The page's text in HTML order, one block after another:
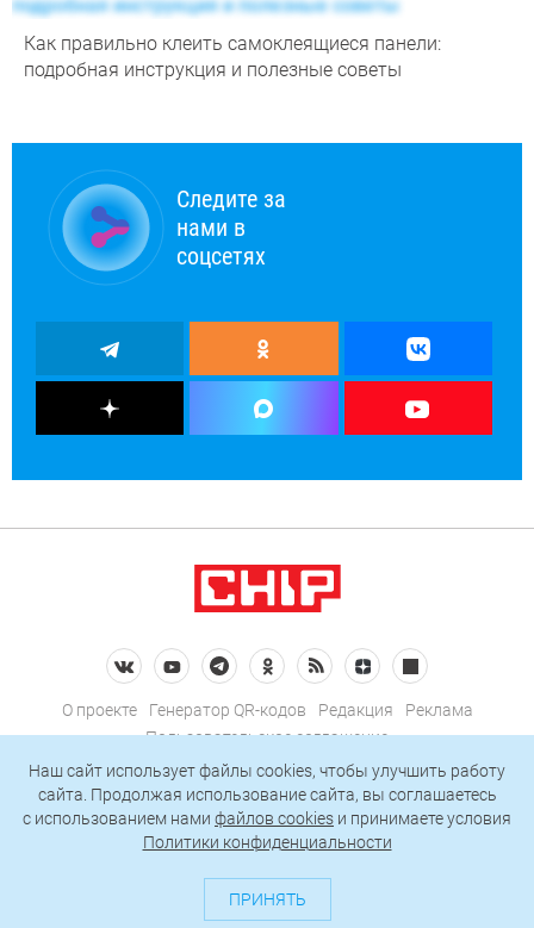
Как правильно клеить самоклеящиеся панели:
подробная инструкция и полезные советы
Следите за
нами в
соцсетях
О проекте Генератор QR-кодов Редакция
Реклама
Пользовательское соглашение
Политика конфиденциальности
Подписаться на рассылку
127018, Москва, ул. Полковая, д. 3, стр. 4, помещение I, комн. 23
Наш сайт использует файлы cookies, чтобы улучшить работу
сайта. Продолжая использование сайта, вы соглашаетесь
c использованием нами файлов cookies и принимаете условия
Политики конфиденциальности
ПРИНЯТЬ